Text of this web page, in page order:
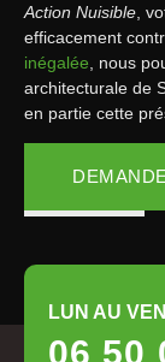
Action Nuisible ,
efficacement
inégalée , nous
architecturale de
en partie cette
LUN AU
06 50